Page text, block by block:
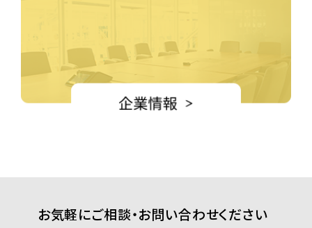
お気軽にご相談・お問い合わせください